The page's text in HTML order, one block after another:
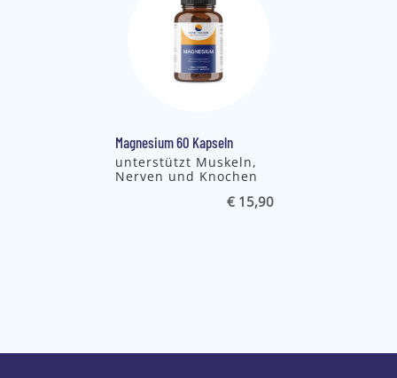
Magnesium 60 Kapseln
unterstützt Muskeln,
Nerven und Knochen
€ 15,90